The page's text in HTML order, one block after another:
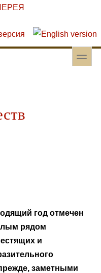
toggle
год отмечен
рядом
и
заметными